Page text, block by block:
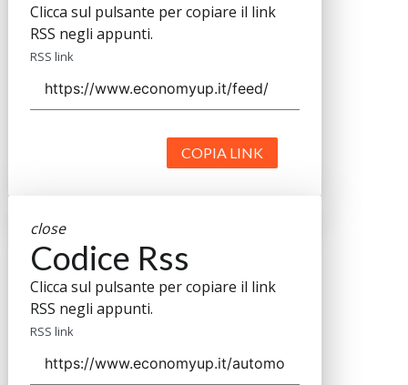
Clicca sul pulsante per copiare il link
RSS negli appunti.
RSS link
COPIA LINK
close
Codice Rss
Clicca sul pulsante per copiare il link
RSS negli appunti.
RSS link